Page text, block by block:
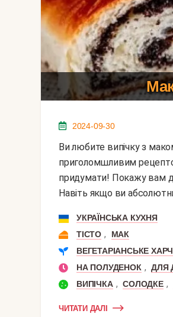
2024-09-30
Ви любите випічку з маком? Я особисто просто обожнюю. Саме тому хочу поділитися з вами цим
приголомшливим
придумати! Покажу вам
Навіть якщо ви
УКРАЇНСЬКА КУХНЯ
ТІСТО ,
МАК
ВЕГЕТАРІАНСЬКЕ
НА ПОЛУДЕНОК , ДЛЯ
ВИПІЧКА , СОЛОДКЕ ,
ЧИТАТИ ДАЛІ